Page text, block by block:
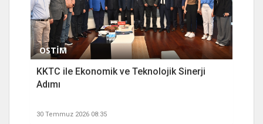
OSTİM
KKTC ile Ekonomik ve Teknolojik Sinerji
Adımı
30 Temmuz 2026 08:35